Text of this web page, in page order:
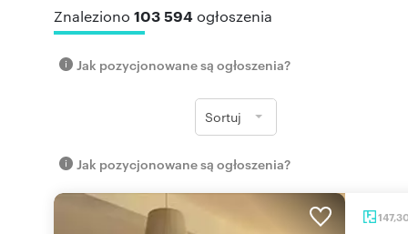
Znaleziono 103 594ogłoszenia
Jak pozycjonowane są ogłoszenia?
Sortuj
Jak pozycjonowane są ogłoszenia?